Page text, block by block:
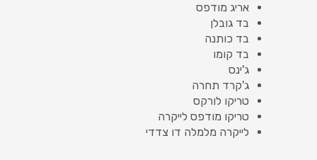
אריג מודפס
בד גובלן
בד כותנה
בד קומו
ג'ינס
ג'קרד תחרה
טריקו לורקס
טריקו מודפס לייקרה
לייקרה מלמלה דו צדדי